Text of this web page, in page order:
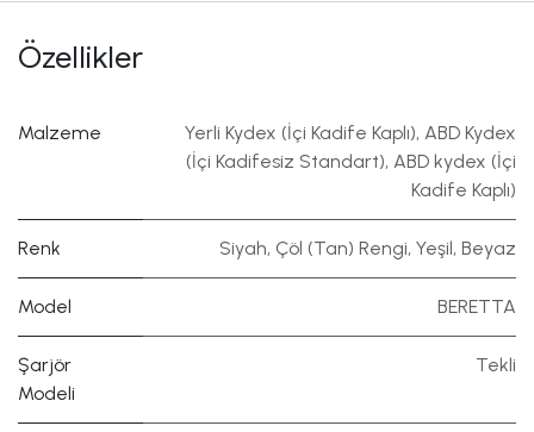
Özellikler
Malzeme Yerli Kydex (İçi Kadife Kaplı), ABD Kydex
(İçi Kadifesiz Standart), ABD kydex (İçi
Kadife Kaplı)
Renk Siyah, Çöl (Tan) Rengi, Yeşil, Beyaz
Model BERETTA
Şarjör
Modeli
Tekli